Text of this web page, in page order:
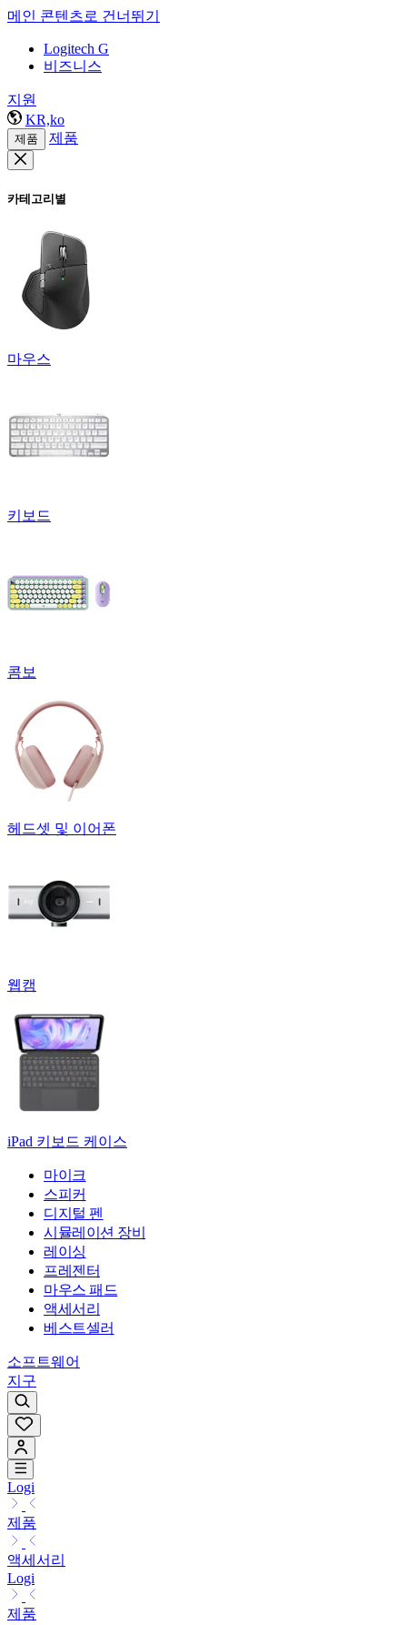
메인 콘텐츠로 건너뛰기
Logitech G
비즈니스
지원
KR,ko
제품 제품
카테고리별
마우스
키보드
콤보
헤드셋 및 이어폰
웹캠
iPad 키보드 케이스
마이크
스피커
디지털 펜
시뮬레이션 장비
레이싱
프레젠터
마우스 패드
액세서리
베스트셀러
소프트웨어
지구
Logi
제품
액세서리
Logi
제품